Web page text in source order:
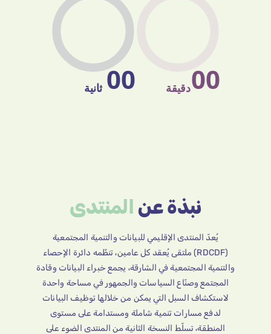
00دقيقة 00 ثانية
نبذة عن المنتدى
يُعدّ المنتدى الإقليمي للبيانات والتنمية المجتمعية
(RDCDF) ملتقى يُعقد كل عامين، تنظّمه دائرة الإحصاء
والتنمية المجتمعية في الشارقة، يجمع خبراء البيانات وقادة
المجتمع وصنّاع السياسات والجمهور في مساحة واحدة
لاستكشاف السبل التي يمكن من خلالها توظيف البيانات
لدفع مسارات تنمية شاملة ومستدامة على مستوى
المنطقة، تسلّط النسخة الثانية من المنتدى الضوء على